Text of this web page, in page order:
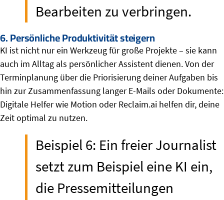
Bearbeiten zu verbringen.
6. Persönliche Produktivität steigern
KI ist nicht nur ein Werkzeug für große Projekte – sie kann
auch im Alltag als persönlicher Assistent dienen. Von der
Terminplanung über die Priorisierung deiner Aufgaben bis
hin zur Zusammenfassung langer E-Mails oder Dokumente:
Digitale Helfer wie Motion oder Reclaim.ai helfen dir, deine
Zeit optimal zu nutzen.
Beispiel 6: Ein freier Journalist
setzt zum Beispiel eine KI ein,
die Pressemitteilungen